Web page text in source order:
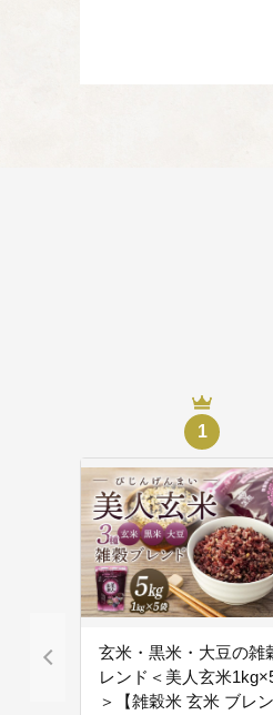
07
1
玄米・黒米・大豆の雑
レンド＜美人玄米
＞【雑穀米 玄米 ブレ